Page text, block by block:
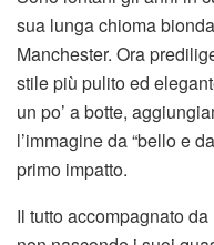
sua lunga chioma
Manchester. Ora
stile più pulito ed
un po’ a botte,
l’immagine da “bello e
primo impatto.
Il tutto accompagnato